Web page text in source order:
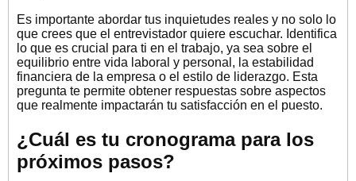
Es importante abordar tus inquietudes reales y no solo lo
que crees que el entrevistador quiere escuchar. Identifica
lo que es crucial para ti en el trabajo, ya sea sobre el
equilibrio entre vida laboral y personal, la estabilidad
financiera de la empresa o el estilo de liderazgo. Esta
pregunta te permite obtener respuestas sobre aspectos
que realmente impactarán tu satisfacción en el puesto.
¿Cuál es tu cronograma para los
próximos pasos?